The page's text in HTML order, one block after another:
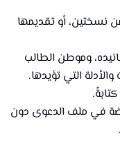
نسختين، أو تقديمها
وموطن الطالب
التي تؤيدها.
في ملف الدعوى دون